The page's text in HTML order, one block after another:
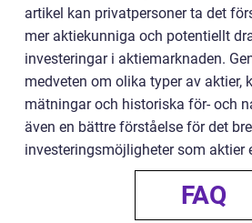
artikel kan privatpersoner ta det
mer aktiekunniga och potentiellt
investeringar i aktiemarknaden.
medveten om olika typer av aktier,
mätningar och historiska för- och
även en bättre förståelse för det
investeringsmöjligheter som aktier
FAQ